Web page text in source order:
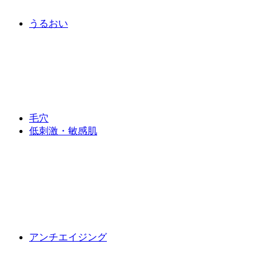
うるおい
毛穴
低刺激・敏感肌
アンチエイジング